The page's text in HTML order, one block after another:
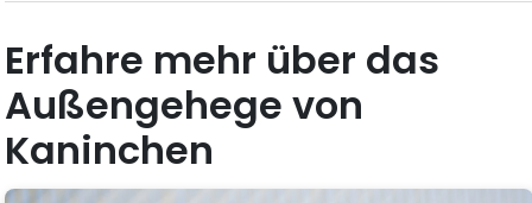
Erfahre mehr über das
Außengehege von
Kaninchen